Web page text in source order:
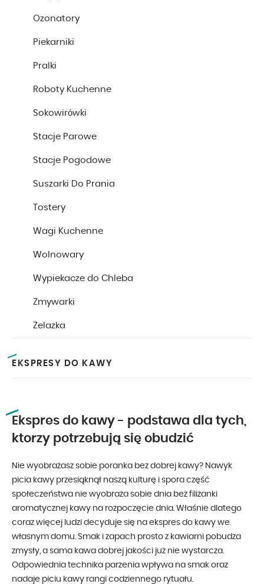
Ozonatory
Piekarniki
Pralki
Roboty Kuchenne
Sokowirówki
Stacje Parowe
Stacje Pogodowe
Suszarki Do Prania
Tostery
Wagi Kuchenne
Wolnowary
Wypiekacze do Chleba
Zmywarki
Żelazka
EKSPRESY DO KAWY
Ekspres do kawy - podstawa dla tych,
ktorzy potrzebują się obudzić
Nie wyobrażasz sobie poranka bez dobrej kawy? Nawyk
picia kawy przesiąknął naszą kulturę i spora część
społeczeństwa nie wyobraża sobie dnia beż filiżanki
aromatycznej kawy na rozpoczęcie dnia. Właśnie dlatego
coraz więcej ludzi decyduje się na ekspres do kawy we
własnym domu. Smak i zapach prosto z kawiarni pobudza
zmysły, a sama kawa dobrej jakości już nie wystarcza.
Odpowiednia technika parzenia wpływa na smak oraz
nadaje piciu kawy rangi codziennego rytuału.